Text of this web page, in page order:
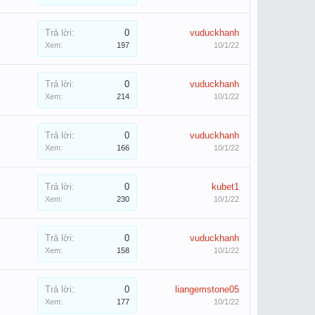
Trả lời: 0
Xem: 197
vuduckhanh
10/1/22
Trả lời: 0
Xem: 214
vuduckhanh
10/1/22
Trả lời: 0
Xem: 166
vuduckhanh
10/1/22
Trả lời: 0
Xem: 230
kubet1
10/1/22
Trả lời: 0
Xem: 158
vuduckhanh
10/1/22
Trả lời: 0
Xem: 177
liangemstone05
10/1/22